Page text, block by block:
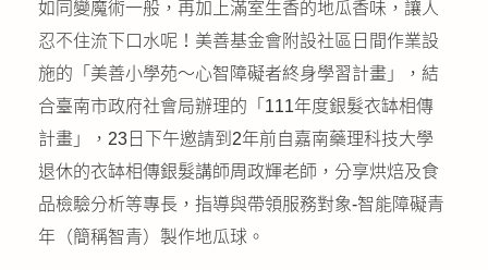
網站地圖
如同變魔術一般，再加上滿室生香的地瓜香味，讓人
忍不住流下口水呢！美善基金會附設社區日間作業設
施的「美善小學苑～心智障礙者終身學習計畫」，結
合臺南市政府社會局辦理的「111年度銀髮衣缽相傳
計畫」，23日下午邀請到2年前自嘉南藥理科技大學
退休的衣缽相傳銀髮講師周政輝老師，分享烘焙及食
品檢驗分析等專長，指導與帶領服務對象-智能障礙青
年（簡稱智青）製作地瓜球。